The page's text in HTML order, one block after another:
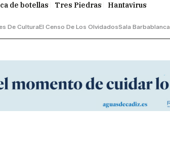
de botellas Tres Piedras Hantavirus
De CulturaEl Censo De Los OlvidadosSala Barbablanca